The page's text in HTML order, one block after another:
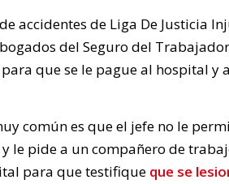
accidentes de Liga De Justicia
del Seguro del
que se le pague al hospital y
común es que el jefe no le
le pide a un compañero de
para que testifique que se